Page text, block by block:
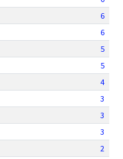
6
6
5
5
4
3
3
3
2